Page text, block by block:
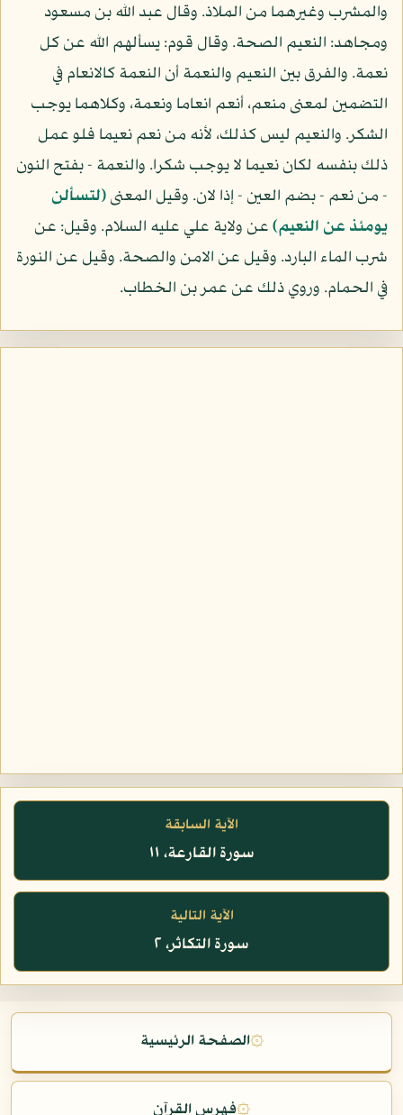
والمشرب وغيرهما من الملاذ. وقال عبد الله بن مسعود
ومجاهد: النعيم الصحة. وقال قوم: يسألهم الله عن كل
نعمة. والفرق بين النعيم والنعمة أن النعمة كالانعام في
التضمين لمعنى منعم، أنعم انعاما ونعمة، وكلاهما يوجب
الشكر. والنعيم ليس كذلك، لأنه من نعم نعيما فلو عمل
ذلك بنفسه لكان نعيما لا يوجب شكرا. والنعمة - بفتح النون
- من نعم - بضم العين - إذا لان. وقيل المعنى(لتسألن
يومئذ عن النعيم)عن ولاية علي عليه السلام. وقيل: عن
شرب الماء البارد. وقيل عن الامن والصحة. وقيل عن النورة
في الحمام. وروي ذلك عن عمر بن الخطاب.
الآية السابقة
سورة القارعة، ١١
الآية التالية
سورة التكاثر، ٢
۞الصفحة الرئيسية
۞فهرس القرآن